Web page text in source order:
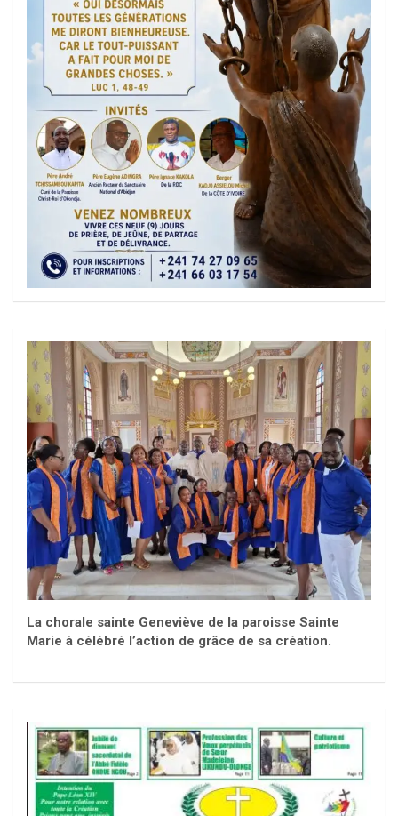
La chorale sainte Geneviève de la paroisse Sainte
Marie à célébré l’action de grâce de sa création.